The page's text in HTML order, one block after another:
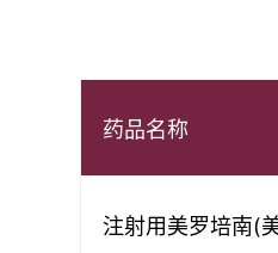
药品名称
注射用美罗培南(